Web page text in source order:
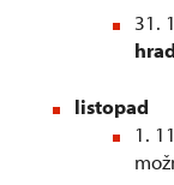
31.
listopad
1.